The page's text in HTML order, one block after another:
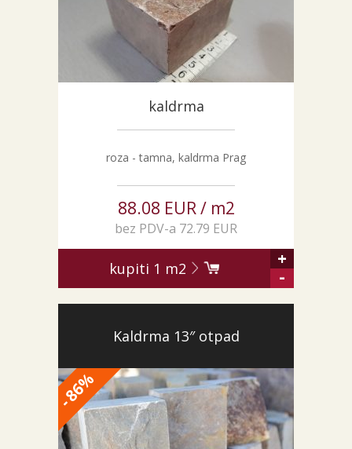
kaldrma
roza - tamna, kaldrma Prag
88.08 EUR / m2
bez PDV-a 72.79 EUR
kupiti 1 m2
+
-
Kaldrma 13″ otpad
-
86
%